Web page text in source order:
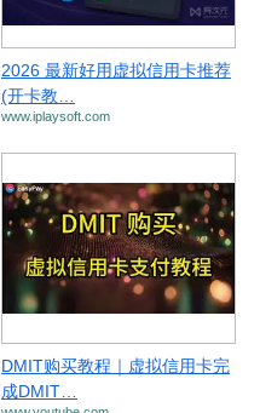
2026 最新好用虚拟信用卡推荐
(开卡教…
www.iplaysoft.com
DMIT购买教程｜虚拟信用卡完
成DMIT…